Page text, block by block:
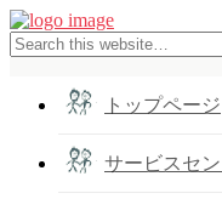
トップページ
サービスセ